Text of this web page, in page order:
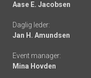
-
links
Aase E. Jacobsen
Daglig leder:
Jan H. Amundsen
Event manager:
Mina Hovden